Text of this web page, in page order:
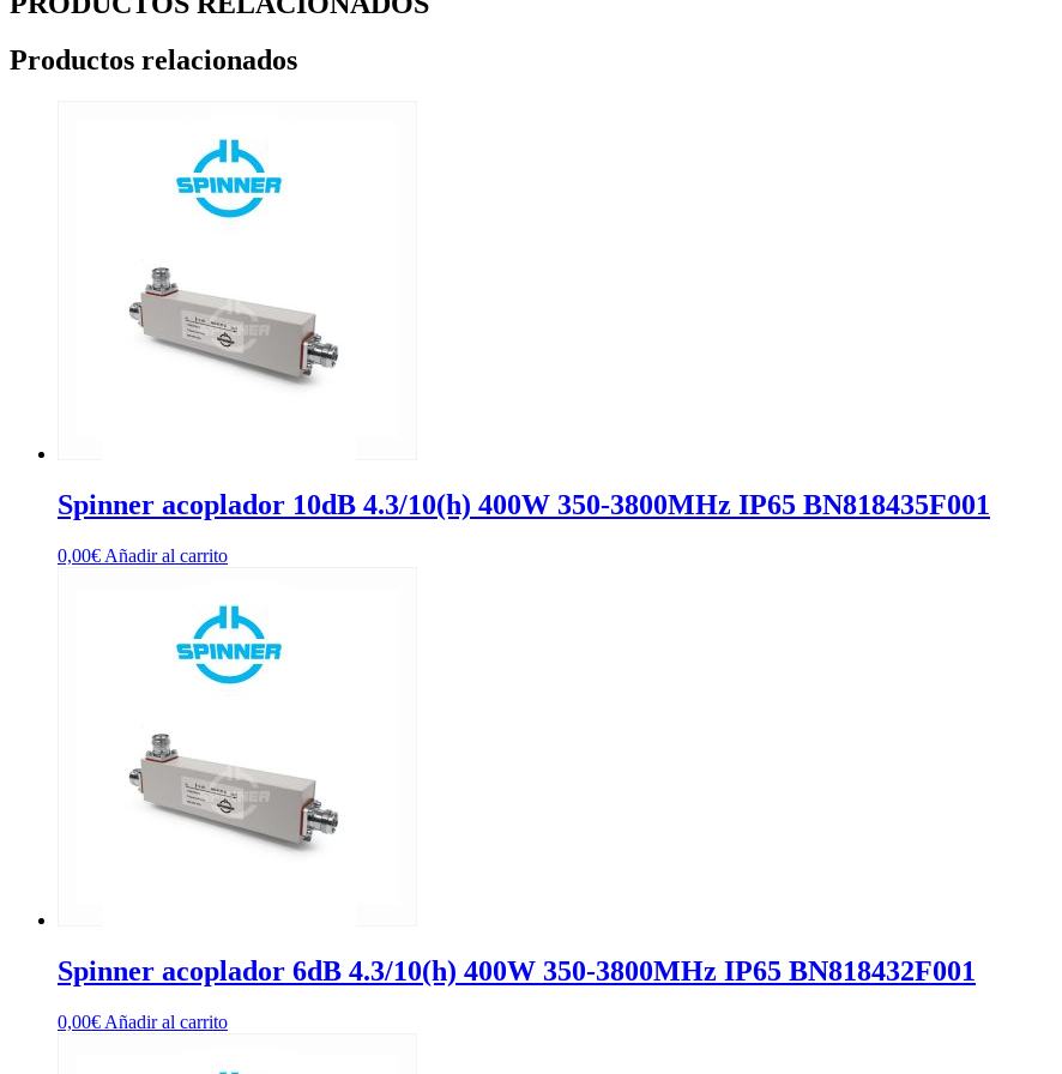
Productos relacionados
Spinner acoplador 10dB 4.3/10(h) 400W 350-3800MHz IP65 BN818435F001
0,00€ Añadir al carrito
Spinner acoplador 6dB 4.3/10(h) 400W 350-3800MHz IP65 BN818432F001
0,00€ Añadir al carrito